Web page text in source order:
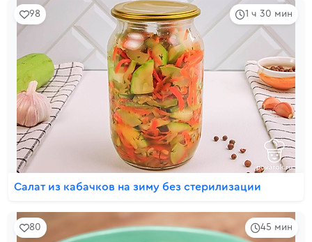
1 ч 30 мин
98
Салат из кабачков на зиму без стерилизации
45 мин
80